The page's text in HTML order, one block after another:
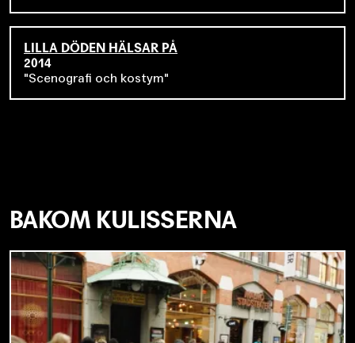
LILLA DÖDEN HÄLSAR PÅ
2014
Scenografi och kostym
BAKOM KULISSERNA